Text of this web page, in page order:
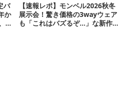
バ
か
紫
【速報レポ】モンベル2026秋冬
展示会！驚き価格の3wayウェア
も「これはバズるぞ…」な新作